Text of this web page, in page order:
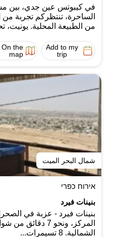
في كيبوتس عين جدي، بين
الساحرة، تنتظركم تجربة من
من الطبيعة المحلية. يونيت،
Add to my
trip
On the
map
شمال البحر الميت
אירוח כפרי
بنينات فيرد
بنينات فيرد - عزبة في
المركز، ونحو 7
الشمالية. 8 تسيمرات...